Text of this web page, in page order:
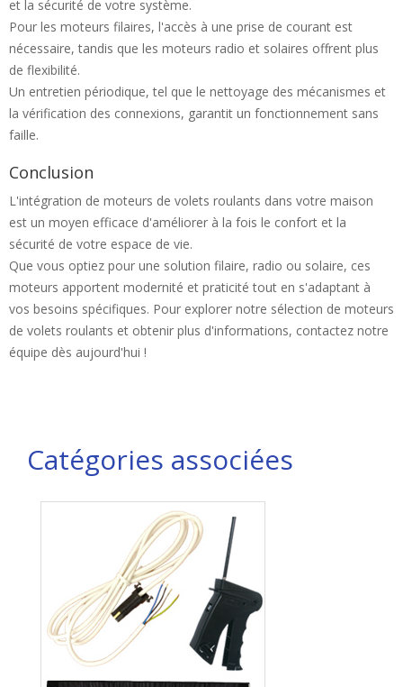
et la sécurité de votre système.
Pour les moteurs filaires, l'accès à une prise de courant est
nécessaire, tandis que les moteurs radio et solaires offrent plus
de flexibilité.
Un entretien périodique, tel que le nettoyage des mécanismes et
la vérification des connexions, garantit un fonctionnement sans
faille.
Conclusion
L'intégration de moteurs de volets roulants dans votre maison
est un moyen efficace d'améliorer à la fois le confort et la
sécurité de votre espace de vie.
Que vous optiez pour une solution filaire, radio ou solaire, ces
moteurs apportent modernité et praticité tout en s'adaptant à
vos besoins spécifiques. Pour explorer notre sélection de moteurs
de volets roulants et obtenir plus d'informations, contactez notre
équipe dès aujourd'hui !
Catégories associées